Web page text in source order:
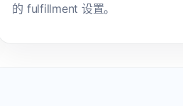
的 fulfillment 设置。